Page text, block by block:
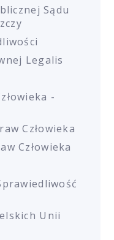
Sądu
Legalis
-
Człowieka
Człowieka
Unii